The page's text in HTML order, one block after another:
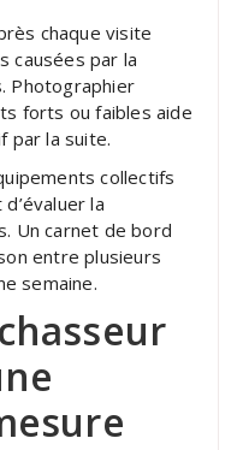
chaque visite
causées par la
Photographier
forts ou faibles aide
par la suite.
collectifs
la
Un carnet de bord
entre plusieurs
semaine.